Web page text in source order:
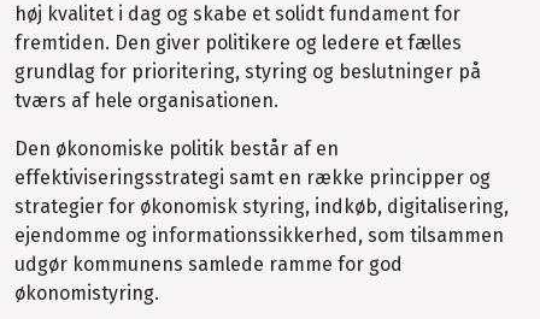
høj kvalitet i dag og skabe et solidt fundament for
fremtiden. Den giver politikere og ledere et fælles
grundlag for prioritering, styring og beslutninger på
tværs af hele organisationen.
Den økonomiske politik består af en
effektiviseringsstrategi samt en række principper og
strategier for økonomisk styring, indkøb, digitalisering,
ejendomme og informationssikkerhed, som tilsammen
udgør kommunens samlede ramme for god
økonomistyring.